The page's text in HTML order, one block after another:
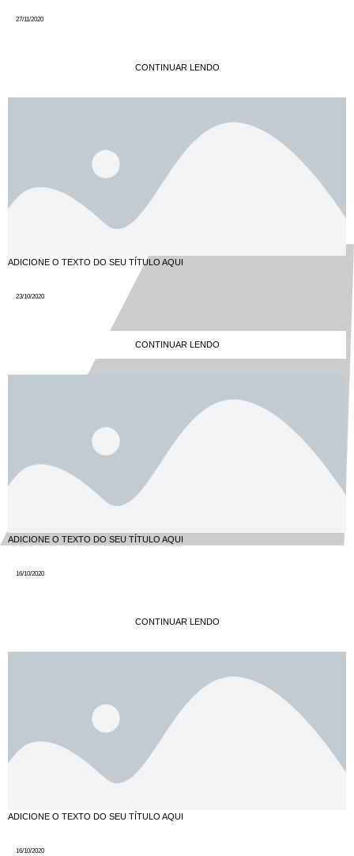
27/11/2020
CONTINUAR LENDO
ADICIONE O TEXTO DO SEU TÍTULO AQUI
23/10/2020
CONTINUAR LENDO
ADICIONE O TEXTO DO SEU TÍTULO AQUI
16/10/2020
CONTINUAR LENDO
ADICIONE O TEXTO DO SEU TÍTULO AQUI
16/10/2020